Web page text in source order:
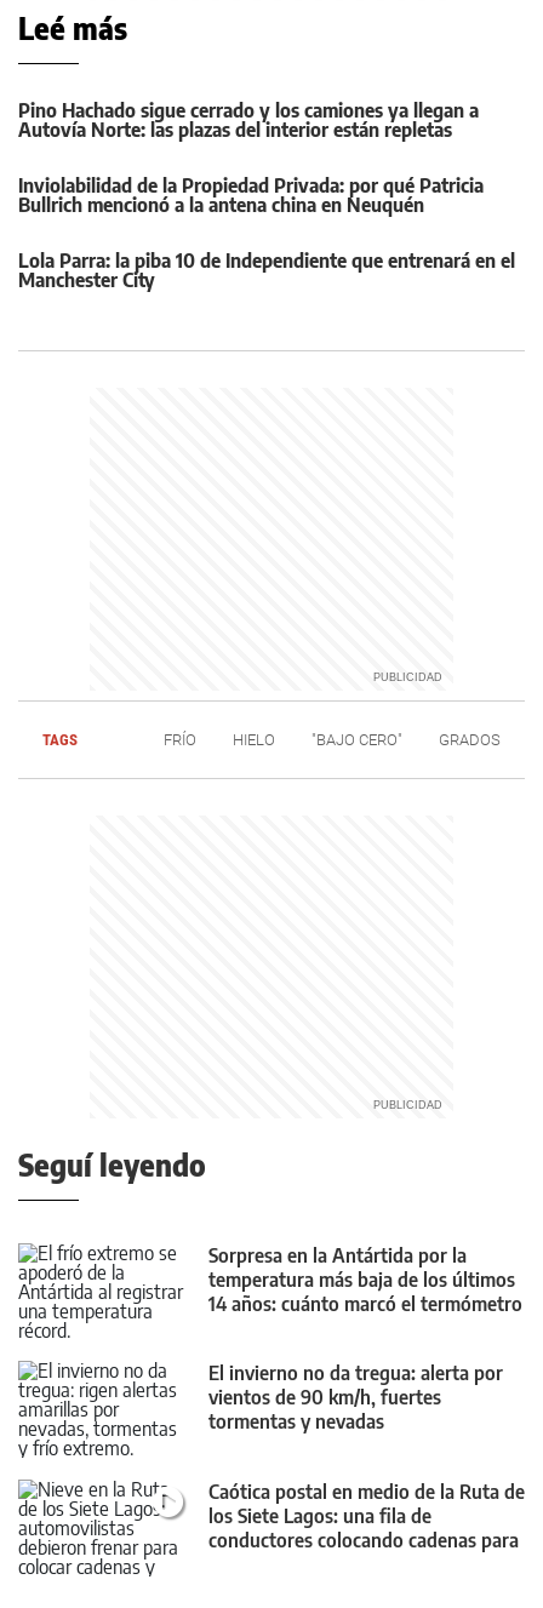
Leé más
Pino Hachado sigue cerrado y los camiones ya llegan a
Autovía Norte: las plazas del interior están repletas
Inviolabilidad de la Propiedad Privada: por qué Patricia
Bullrich mencionó a la antena china en Neuquén
Lola Parra: la piba 10 de Independiente que entrenará en el
Manchester City
TAGS FRÍO HIELO "BAJO CERO" GRADOS
Seguí leyendo
Sorpresa en la Antártida por la
temperatura más baja de los últimos
14 años: cuánto marcó el termómetro
El invierno no da tregua: alerta por
vientos de 90 km/h, fuertes
tormentas y nevadas
Caótica postal en medio de la Ruta de
los Siete Lagos: una fila de
conductores colocando cadenas para